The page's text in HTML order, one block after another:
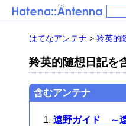
はてなアンテナ > 羚英的
羚英的随想日記を
含むアンテナ
遠野ガイド ～